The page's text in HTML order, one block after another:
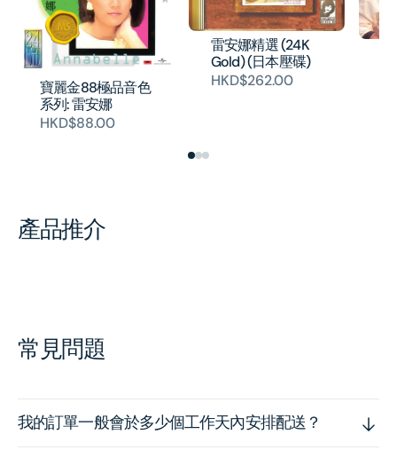
寶麗金88極品音色
系列: 雷安娜
HKD$88.00
雷安娜精選 (24K
Gold) (日本壓碟)
HKD$262.00
產品推介
常見問題
我的訂單一般會於多少個工作天內安排配送？